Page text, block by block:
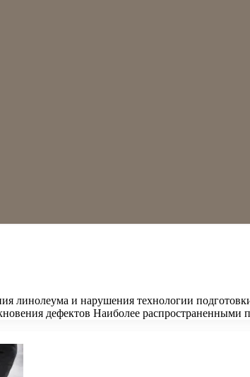
линолеума и нарушения технологии
дефектов Наиболее